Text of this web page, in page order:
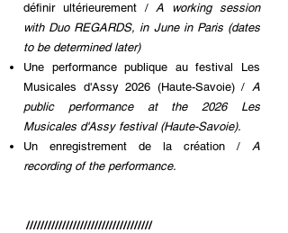
définir ultérieurement /A working session
with Duo REGARDS, in June in Paris (dates
to be determined later)
Une performance publique au festival Les
Musicales d'Assy 2026 (Haute-Savoie) / A
public performance at the 2026 Les
Musicales d'Assy festival (Haute-Savoie).
Un enregistrement de la création / A
recording of the performance.
///////////////////////////////////